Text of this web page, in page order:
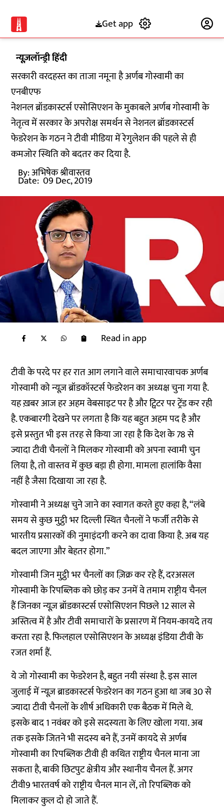
Get app
न्यूज़लॉन्ड्री हिंदी
सरकारी वरदहस्त का ताजा नमूना है अर्णब गोस्वामी का
एनबीएफ
नेशनल ब्रॉडकास्टर्स एसोसिएशन के मुकाबले अर्णब गोस्वामी के
नेतृत्व में सरकार के अपरोक्ष समर्थन से नेशनल ब्रॉडकास्टर्स
फेडरेशन के गठन ने टीवी मीडिया में रेगुलेशन की पहले से ही
कमजोर स्थिति को बदतर कर दिया है.
By:अभिषेक श्रीवास्तव
Date: 09 Dec, 2019
Read in app
टीवी के परदे पर हर रात आग लगाने वाले समाचारवाचक अर्णब
गोस्वामी को न्यूज़ ब्रॉडकॉस्टर्स फेडरेशन का अध्यक्ष चुना गया है.
यह ख़बर आज हर अहम वेबसाइट पर है और ट्विटर पर ट्रेंड कर रही
है. एकबारगी देखने पर लगता है कि यह बहुत अहम पद है और
इसे प्रस्तुत भी इस तरह से किया जा रहा है कि देश के 78 से
ज्यादा टीवी चैनलों ने मिलकर गोस्वामी को अपना स्वामी चुन
लिया है, तो वास्तव में कुछ बड़ा ही होगा. मामला हालांकि वैसा
नहीं है जैसा दिखाया जा रहा है.
गोस्वामी ने अध्यक्ष चुने जाने का स्वागत करते हुए कहा है, “लंबे
समय से कुछ मुट्ठी भर दिल्ली स्थित चैनलों ने फर्जी तरीके से
भारतीय प्रसारकों की नुमाइंदगी करने का दावा किया है. अब यह
बदल जाएगा और बेहतर होगा.”
गोस्वामी जिन मुट्ठी भर चैनलों का ज़िक्र कर रहे हैं, दरअसल
गोस्वामी के रिपब्लिक को छोड़ कर उनमें वे तमाम राष्ट्रीय चैनल
हैं जिनका न्यूज़ ब्रॉडकास्टर्स एसोसिएशन पिछले 12 साल से
अस्तित्व में है और टीवी समाचारों के प्रसारण में नियम-कायदे तय
करता रहा है. फिलहाल एसोसिएशन के अध्यक्ष इंडिया टीवी के
रजत शर्मा हैं.
ये जो गोस्वामी का फेडरेशन है, बहुत नयी संस्था है. इस साल
जुलाई में न्यूज़ ब्राडकास्टर्स फेडरेशन का गठन हुआ था जब 30 से
ज्यादा टीवी चैनलों के शीर्ष अधिकारी एक बैठक में मिले थे.
इसके बाद 1 नवंबर को इसे सदस्यता के लिए खोला गया. अब
तक इसके जितने भी सदस्य बने हैं, उनमें कायदे से अर्णब
गोस्वामी का रिपब्लिक टीवी ही कथित राष्ट्रीय चैनल माना जा
सकता है, बाकी छिटपुट क्षेत्रीय और स्थानीय चैनल हैं. अगर
टीवी9 भारतवर्ष को राष्ट्रीय चैनल मान लें, तो रिपब्लिक को
मिलाकर कुल दो हो जाते हैं.